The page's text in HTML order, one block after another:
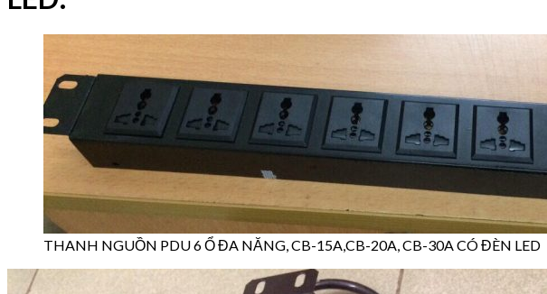
THANH NGUỒN PDU 6 Ổ ĐA NĂNG, CB-15A,CB-20A, CB-30A CÓ ĐÈN LED